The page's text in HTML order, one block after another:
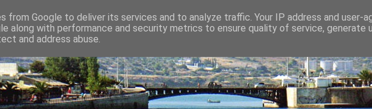
from Google to deliver its services and to analyze traffic. Your IP address and user-
along with performance and security metrics to ensure quality of service, generate
and address abuse.